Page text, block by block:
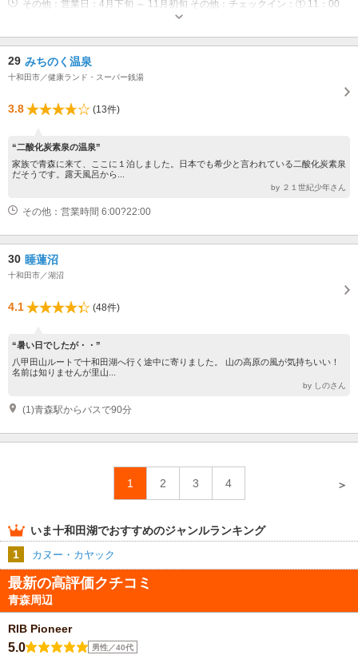
その他：営業日：4月下旬 ～ 11月初旬 その他：チェックイン：① 11：00
～ 18：00（フリーサイト、オートサイト）② 15：00 ～ 18：00（コテー
し（ただし警報等発令の場合閉場となる場合もあり）
29 みちのく温泉
十和田市／健康ランド・スーパー銭湯
3.8 (13件)
“二酸化炭素泉の温泉”
家族で青森に来て、ここに１泊しました。日本でも希少と言われている二酸化炭素泉
だそうです。露天風呂から...
by ２１世紀少年さん
その他：営業時間 6:00?22:00
30 睡蓮沼
十和田市／湖沼
4.1 (48件)
“暑い日でしたが・・”
八甲田山ルートで十和田湖へ行く途中に寄りました。 山の高原の風が気持ちいい！
名前は知りませんが里山...
by しのさん
(1)青森駅からバスで90分
1 2 3 4 ＞
いま十和田湖でおすすめのジャンルランキング
1
カヌー・カヤック
最新の高評価クチコミ
青森周辺
RIB Pioneer
5.0 男性／40代